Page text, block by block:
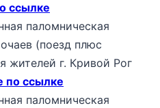
ссылке
паломническая
(поезд плюс
жителей г. Кривой Рог
по ссылке
паломническая